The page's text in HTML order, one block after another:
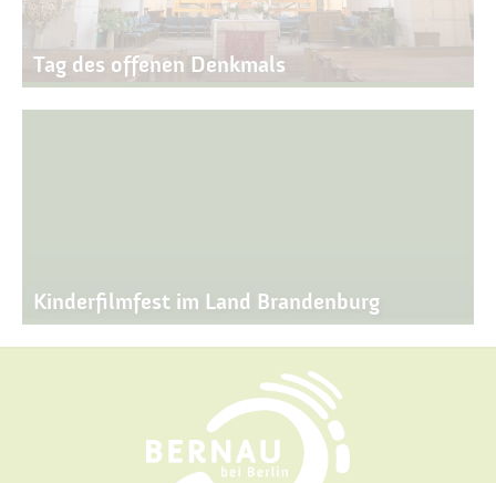
Tag des offenen Denkmals
Kinderfilmfest im Land Brandenburg